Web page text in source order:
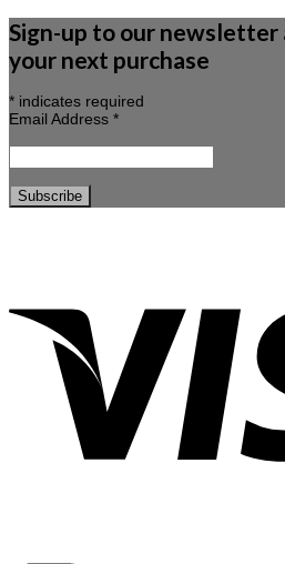
Sign-up to our newsletter
your next purchase
* indicates required
Email Address *